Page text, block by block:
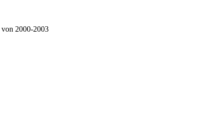
von 2000-2003